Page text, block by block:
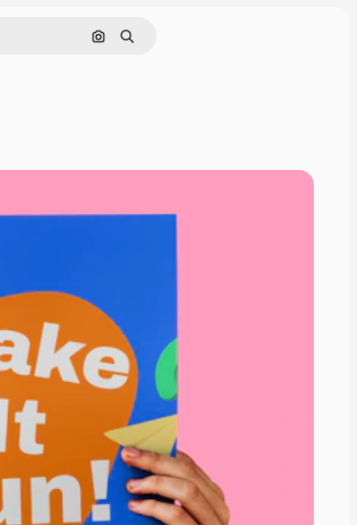
Cerca per immagine
Ricerca